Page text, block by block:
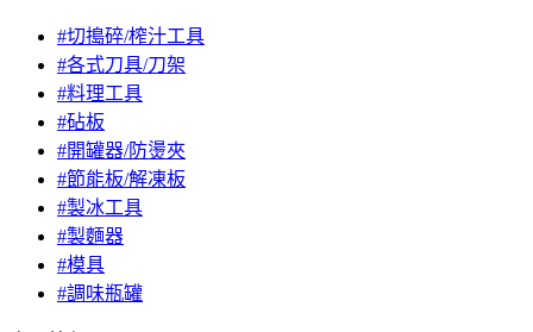
#切搗碎/榨汁工具
#各式刀具/刀架
#料理工具
#砧板
#開罐器/防燙夾
#節能板/解凍板
#製冰工具
#製麵器
#模具
#調味瓶罐